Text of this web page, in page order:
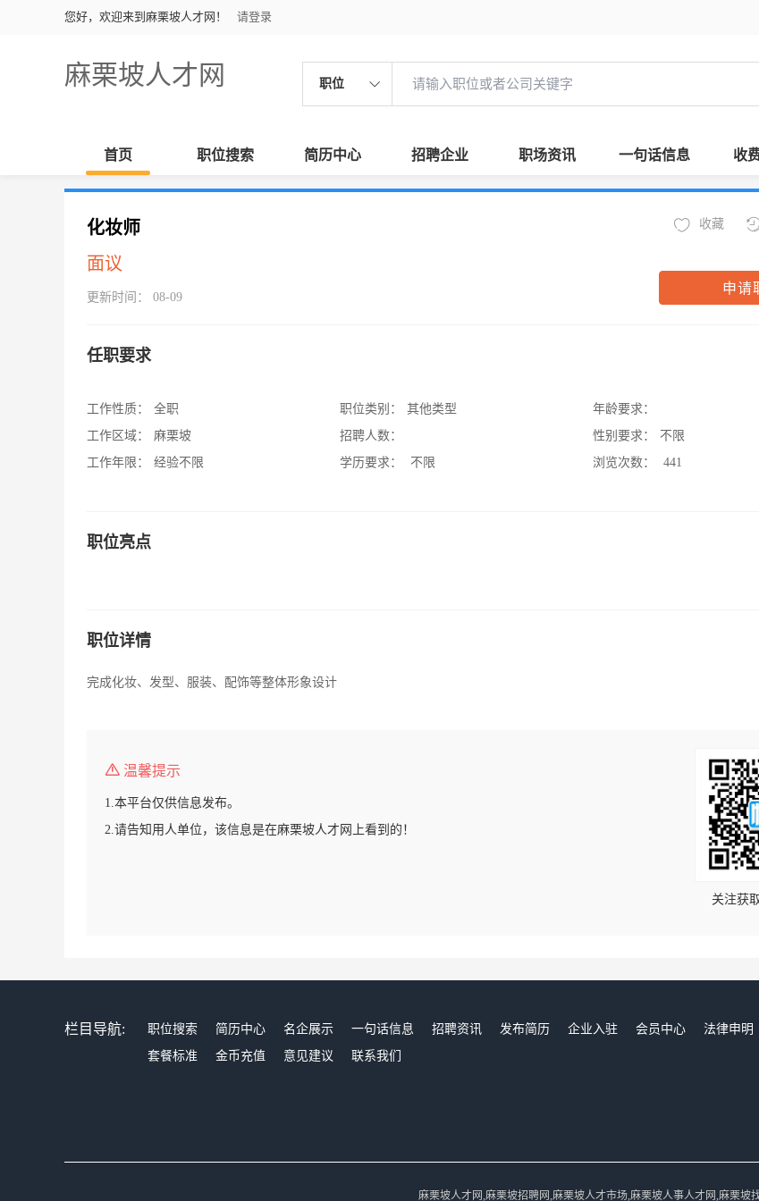
您好，欢迎来到麻栗坡人才网！ 请登录
麻栗坡人才网 职位
首页 职位搜索 简历中心 招聘企业 职场资讯 一句话信息 收
化妆师
面议
更新时间： 08-09
收藏
申请
任职要求
工作性质：
全职
工作区域：
麻栗坡
工作年限：
经验不限
职位类别：
其他类型
招聘人数：
学历要求：
不限
年龄要求：
性别要求：
不限
浏览次数：
441
职位亮点
职位详情
完成化妆、发型、服装、配饰等整体形象设计
温馨提示
1.本平台仅供信息发布。
2.请告知用人单位，该信息是在麻栗坡人才网上看到的！
关注获
栏目导航: 职位搜索 简历中心 名企展示 一句话信息 招聘资讯 发布简历 企业入驻 会员中心
法律申明
套餐标准
金币充值 意见建议 联系我们
麻栗坡人才网,麻栗坡招聘网,麻栗坡人才市场,麻栗坡人事人才网,麻栗坡